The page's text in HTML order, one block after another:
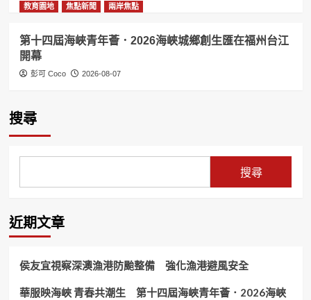
教育園地
焦點新聞 兩岸焦點
第十四屆海峽青年薈．2026海峽城鄉創生匯在福州台江
開幕
彭可 Coco 2026-08-07
搜尋
搜尋
近期文章
侯友宜視察深澳漁港防颱整備 強化漁港避風安全
華服映海峽 青春共潮生 第十四屆海峽青年薈．2026海峽